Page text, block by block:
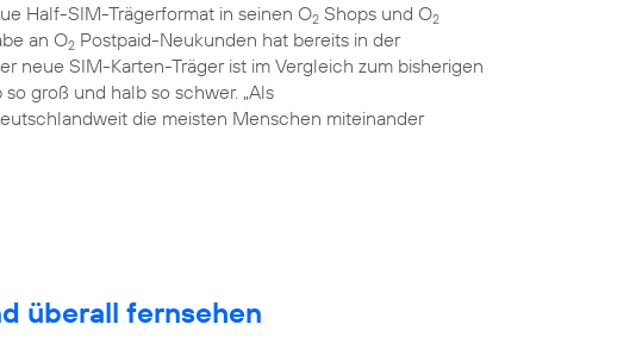
Half-SIM-Trägerformat in seinen O2 Shops und O2
an O2 Postpaid-Neukunden hat bereits in der
neue SIM-Karten-Träger ist im Vergleich zum bisherigen
groß und halb so schwer. „Als
die meisten Menschen miteinander
überall fernsehen